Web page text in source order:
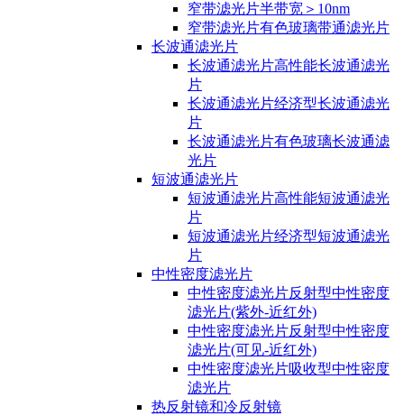
窄带滤光片半带宽＞10nm
窄带滤光片有色玻璃带通滤光片
长波通滤光片
长波通滤光片高性能长波通滤光
片
长波通滤光片经济型长波通滤光
片
长波通滤光片有色玻璃长波通滤
光片
短波通滤光片
短波通滤光片高性能短波通滤光
片
短波通滤光片经济型短波通滤光
片
中性密度滤光片
中性密度滤光片反射型中性密度
滤光片(紫外-近红外)
中性密度滤光片反射型中性密度
滤光片(可见-近红外)
中性密度滤光片吸收型中性密度
滤光片
热反射镜和冷反射镜